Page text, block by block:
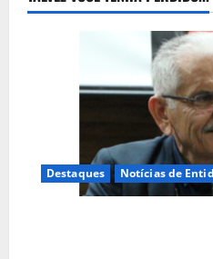
Destaques Notícias de